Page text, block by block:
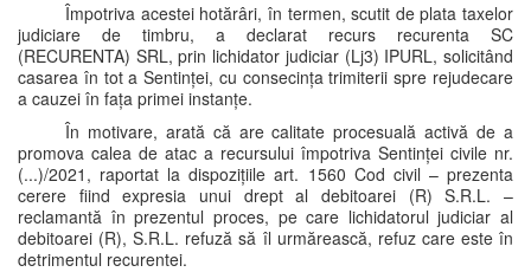
Împotriva acestei hotărâri, în termen, scutit de plata taxelor
judiciare de timbru, a declarat recurs recurenta SC
(RECURENTA) SRL, prin lichidator judiciar (Lj3) IPURL, solicitând
casarea în tot a Sentinței, cu consecința trimiterii spre rejudecare
a cauzei în fața primei instanțe.
În motivare, arată că are calitate procesuală activă de a
promova calea de atac a recursului împotriva Sentinței civile nr.
(...)/2021, raportat la dispozițiile art. 1560 Cod civil – prezenta
cerere fiind expresia unui drept al debitoarei (R) S.R.L. –
reclamantă în prezentul proces, pe care lichidatorul judiciar al
debitoarei (R), S.R.L. refuză să îl urmărească, refuz care este în
detrimentul recurentei.